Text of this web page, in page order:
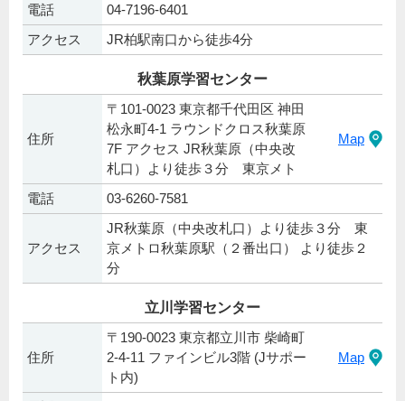
電話
04‐7196‐6401
アクセス
JR柏駅南口から徒歩4分
秋葉原学習センター
住所
〒101-0023 東京都千代田区 神田
松永町4-1 ラウンドクロス秋葉原
7F アクセス JR秋葉原（中央改
札口）より徒歩３分 東京メト
Map
電話 03-6260-7581
アクセス
JR秋葉原（中央改札口）より徒歩３分 東
京メトロ秋葉原駅（２番出口） より徒歩２
分
立川学習センター
住所
〒190-0023 東京都立川市 柴崎町
2-4-11 ファインビル3階 (Jサポー
ト内)
Map